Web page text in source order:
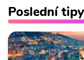
Poslední